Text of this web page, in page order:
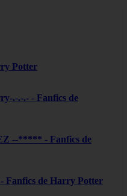
Potter
.-.-.- - Fanfics de
--***** - Fanfics de
Fanfics de Harry Potter